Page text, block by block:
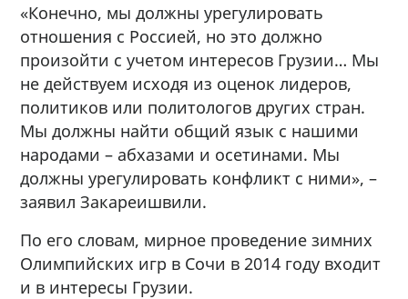
«Конечно, мы должны урегулировать
отношения с Россией, но это должно
произойти с учетом интересов Грузии… Мы
не действуем исходя из оценок лидеров,
политиков или политологов других стран.
Мы должны найти общий язык с нашими
народами – абхазами и осетинами. Мы
должны урегулировать конфликт с ними», –
заявил Закареишвили.
По его словам, мирное проведение зимних
Олимпийских игр в Сочи в 2014 году входит
и в интересы Грузии.